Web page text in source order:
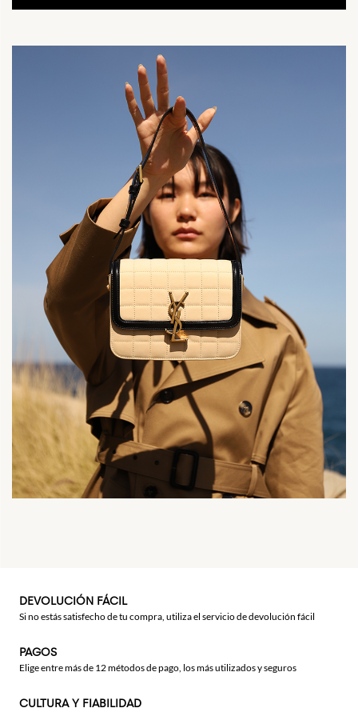
DEVOLUCIÓN FÁCIL
Si no estás satisfecho de tu compra, utiliza el servicio de devolución fácil
PAGOS
Elige entre más de 12 métodos de pago, los más utilizados y seguros
CULTURA Y FIABILIDAD